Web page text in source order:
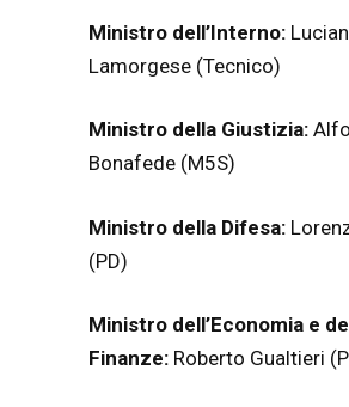
Ministro dell’Interno:
Lamorgese (Tecnico)
Ministro della Giustizia:
Bonafede (M5S)
Ministro della Difesa:
(PD)
Ministro dell’Economia e
Finanze: Roberto Gualtieri